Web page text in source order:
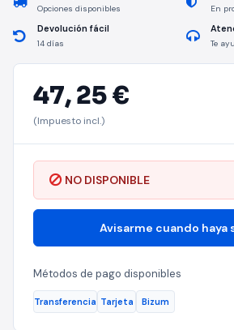
Opciones disponibles En
Devolución fácil
14 días Te
47,25 €
(Impuesto incl.)
NO DISPONIBLE
Avisarme cuando haya
Métodos de pago disponibles
Transferencia Tarjeta Bizum